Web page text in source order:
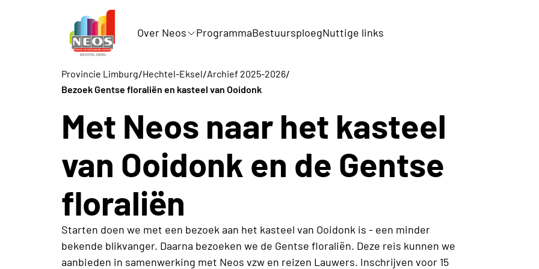
Over Neos ProgrammaBestuursploegNuttige links
Provincie Limburg/Hechtel-Eksel/Archief 2025-2026/
Bezoek Gentse floraliën en kasteel van Ooidonk
Met Neos naar het kasteel
van Ooidonk en de Gentse
floraliën
Starten doen we met een bezoek aan het kasteel van Ooidonk is - een minder
bekende blikvanger. Daarna bezoeken we de Gentse floraliën. Deze reis kunnen we
aanbieden in samenwerking met Neos vzw en reizen Lauwers. Inschrijven voor 15